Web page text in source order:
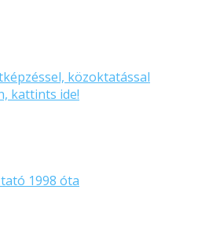
közoktatással
kattints ide!
1998 óta